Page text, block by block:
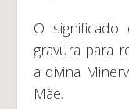
O
gravura para
a divina
Mãe.